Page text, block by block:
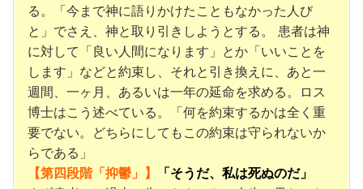
る。「今まで神に語りかけたこともなかった人び
と」でさえ、神と取り引きしようとする。 患者は神
に対して「良い人間になります」とか「いいことを
します」などと約束し、それと引き換えに、あと一
週間、一ヶ月、あるいは一年の延命を求める。ロス
博士はこう述べている。「何を約束するかは全く重
要でない。どちらにしてもこの約束は守られないか
らである」
【第四段階「抑鬱」】
「そうだ、私は死ぬのだ」